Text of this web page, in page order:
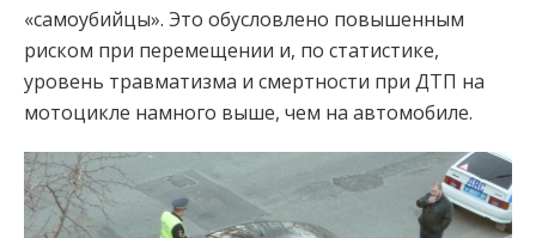
«самоубийцы». Это обусловлено повышенным
риском при перемещении и, по статистике,
уровень травматизма и смертности при ДТП на
мотоцикле намного выше, чем на автомобиле.